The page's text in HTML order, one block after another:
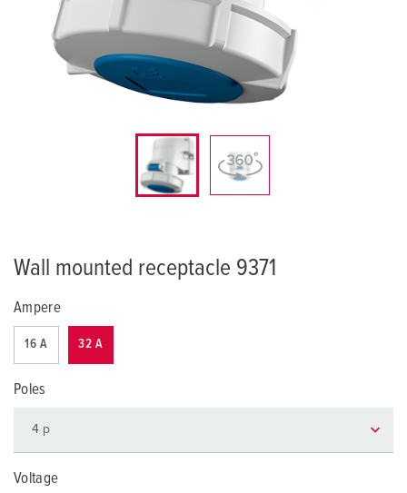
Wall mounted receptacle 9371
Ampere
16 A 32 A
Poles
Voltage